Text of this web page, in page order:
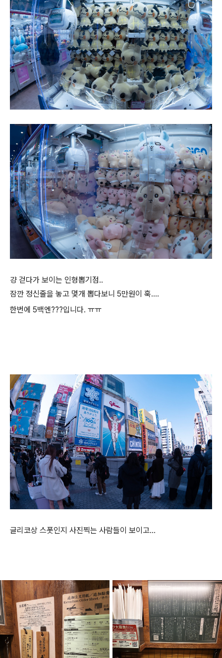
걍 걷다가 보이는 인형뽑기점..
잠깐 정신줄을 놓고 몇개 뽑다보니 5만원이 훅....
한번에 5백엔???입니다. ㅠㅠ
글리코상 스폿인지 사진찍는 사람들이 보이고...